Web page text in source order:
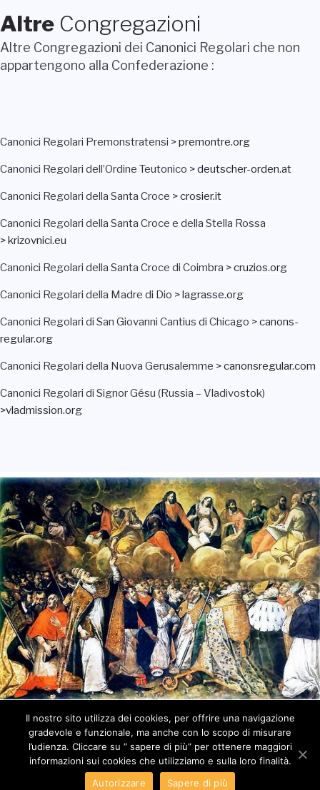
Altre Congregazioni
Altre Congregazioni dei Canonici Regolari che non
appartengono alla Confederazione :
Canonici Regolari Premonstratensi >premontre.org
Canonici Regolari dell’Ordine Teutonico >deutscher-orden.at
Canonici Regolari della Santa Croce >crosier.it
Canonici Regolari della Santa Croce e della Stella Rossa
>krizovnici.eu
Canonici Regolari della Santa Croce di Coimbra >cruzios.org
Canonici Regolari della Madre di Dio >lagrasse.org
Canonici Regolari di San Giovanni Cantius di Chicago >canons-
regular.org
Canonici Regolari della Nuova Gerusalemme >canonsregular.com
Canonici Regolari di Signor Gésu (Russia – Vladivostok)
>vladmission.org
© 2021 - Ordine dei Canonici Regolari del Santissimo Salvatore
Lateranense (CRL) - Réalisation CLICK DROIT INFORMATIQUE
Il nostro sito utilizza dei cookies, per offrire una navigazione
gradevole e funzionale, ma anche con lo scopo di misurare
l’udienza. Cliccare su “ sapere di più” per ottenere maggiori
informazioni sui cookies che utilizziamo e sulla loro finalità.
Autorizzare
Sapere di più